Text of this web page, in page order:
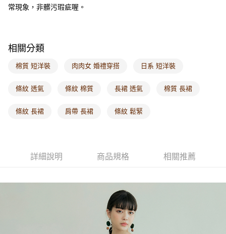
每筆NT$120，滿NT$1,000(含以上)免運費
海外配送-歐美地區 查看運費
常現象，非髒污瑕疵喔。
相關分類
棉質 短洋裝 肉肉女 婚禮穿搭 日系 短洋裝
條紋 透氣 條紋 棉質 長裙 透氣 棉質 長裙
條紋 長裙 肩帶 長裙 條紋 鬆緊
詳細說明 商品規格 相關推薦